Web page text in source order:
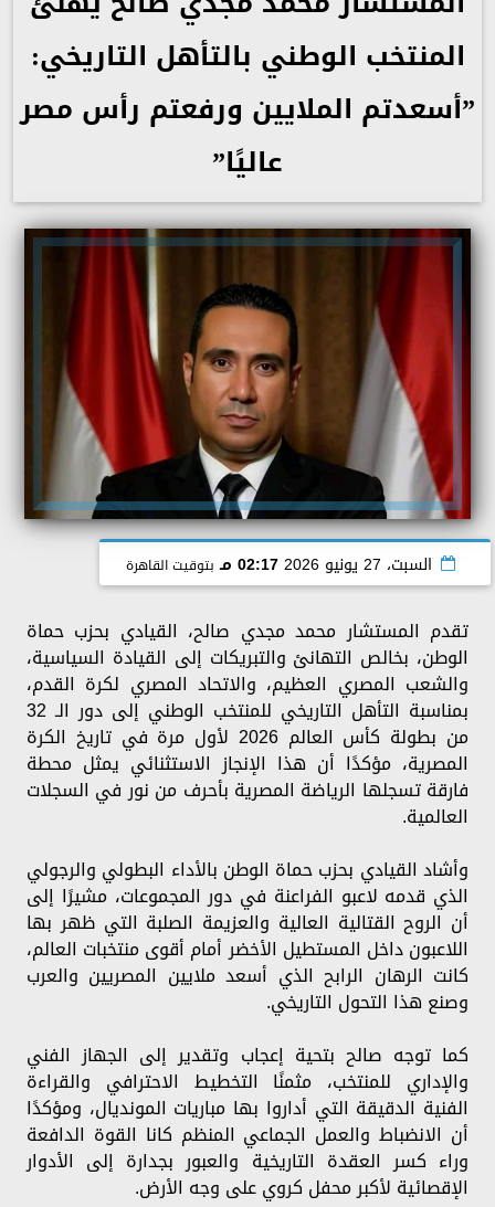
المنتخب الوطني بالتأهل التاريخي:
”أسعدتم الملايين ورفعتم رأس مصر
عاليًا”
السبت، 27 يونيو 2026 02:17 مـ بتوقيت القاهرة
تقدم المستشار محمد مجدي صالح، القيادي بحزب حماة
الوطن، بخالص التهانئ والتبريكات إلى القيادة السياسية،
والشعب المصري العظيم، والاتحاد المصري لكرة القدم،
بمناسبة التأهل التاريخي للمنتخب الوطني إلى دور الـ 32
من بطولة كأس العالم 2026 لأول مرة في تاريخ الكرة
المصرية، مؤكدًا أن هذا الإنجاز الاستثنائي يمثل محطة
فارقة تسجلها الرياضة المصرية بأحرف من نور في السجلات
العالمية.
وأشاد القيادي بحزب حماة الوطن بالأداء البطولي والرجولي
الذي قدمه لاعبو الفراعنة في دور المجموعات، مشيرًا إلى
أن الروح القتالية العالية والعزيمة الصلبة التي ظهر بها
اللاعبون داخل المستطيل الأخضر أمام أقوى منتخبات العالم،
كانت الرهان الرابح الذي أسعد ملايين المصريين والعرب
وصنع هذا التحول التاريخي.
كما توجه صالح بتحية إعجاب وتقدير إلى الجهاز الفني
والإداري للمنتخب، مثمنًا التخطيط الاحترافي والقراءة
الفنية الدقيقة التي أداروا بها مباريات المونديال، ومؤكدًا
أن الانضباط والعمل الجماعي المنظم كانا القوة الدافعة
وراء كسر العقدة التاريخية والعبور بجدارة إلى الأدوار
الإقصائية لأكبر محفل كروي على وجه الأرض.